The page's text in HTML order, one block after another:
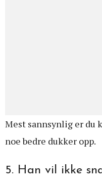
Mest sannsynlig er du
noe bedre dukker opp.
5. Han vil ikke